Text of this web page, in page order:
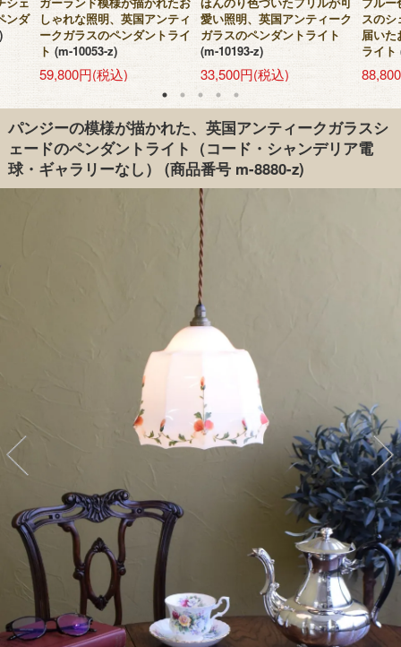
ンダ
しゃれな照明、英国アンティ
ークガラスのペンダントライ
ト (m-10053-z)
59,800円(税込)
愛い照明、英国アンティーク
ガラスのペンダントライト
(m-10193-z)
33,500円(税込)
スのシ
届いた
ライト
パンジーの模様が描かれた、英国アンティークガラスシ
ェードのペンダントライト（コード・シャンデリア電
球・ギャラリーなし） (商品番号 m-8880-z)